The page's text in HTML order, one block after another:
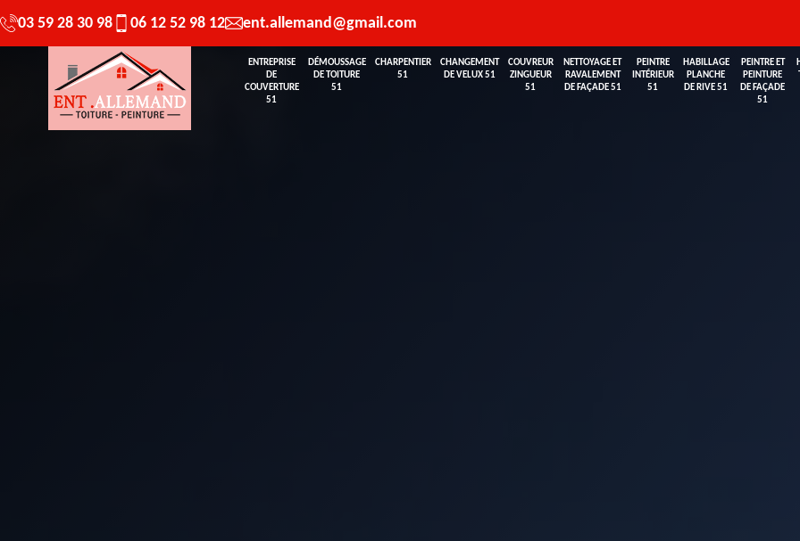
03 59 28 30 98 06 12 52 98 12 ent.allemand@gmail.com
ENTREPRISE
DE
COUVERTURE
51
DÉMOUSSAGE
DE TOITURE
51
CHARPENTIER
51
CHANGEMENT
DE VELUX 51
COUVREUR
ZINGUEUR
51
NETTOYAGE ET
RAVALEMENT
DE FAÇADE 51
PEINTRE
INTÉRIEUR
51
HABILLAGE
PLANCHE
DE RIVE 51
PEINTRE ET
PEINTURE
DE FAÇADE
51